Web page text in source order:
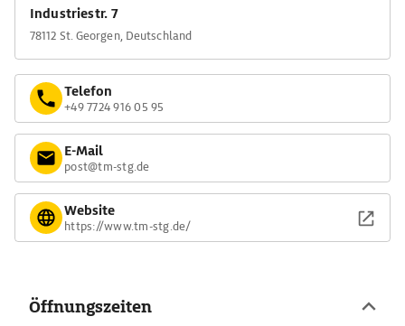
Industriestr. 7
78112 St. Georgen, Deutschland
Telefon
+49 7724 916 05 95
E-Mail
post@tm-stg.de
Website
https://www.tm-stg.de/
Öffnungszeiten